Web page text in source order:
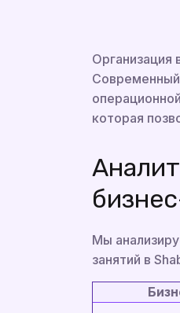
Организация
Современный
которая
Мы
занятий в